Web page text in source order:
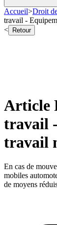
Accueil>Droit
travail -
<
Retour
Article
travail
travail
En cas de
mobiles
de moyens